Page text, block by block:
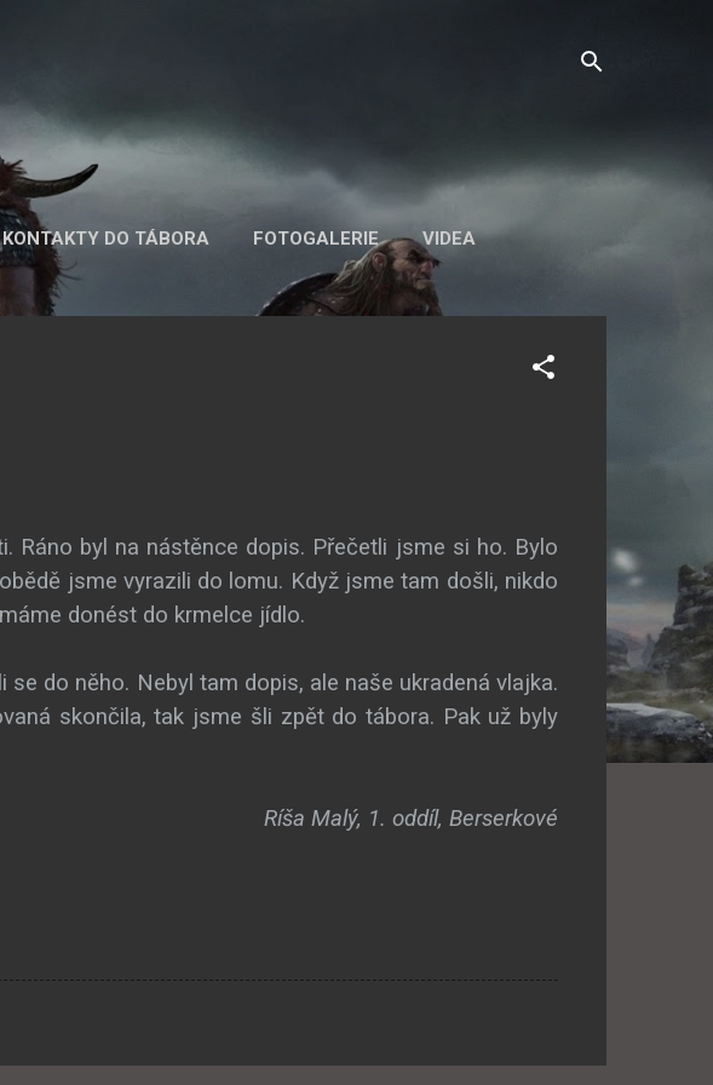
KONTAKTY DO TÁBORA FOTOGALERIE VIDEA
Ráno byl na nástěnce dopis. Přečetli jsme si ho. Bylo
jsme vyrazili do lomu. Když jsme tam došli, nikdo
donést do krmelce jídlo.
se do něho. Nebyl tam dopis, ale naše ukradená vlajka.
skončila, tak jsme šli zpět do tábora. Pak už byly
Ríša Malý, 1. oddíl, Berserkové